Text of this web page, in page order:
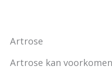
Artrose
Artrose kan